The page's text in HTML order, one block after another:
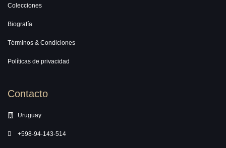
Colecciones
Biografía
Términos & Condiciones
Políticas de privacidad
Contacto
Uruguay
+598-94-143-514